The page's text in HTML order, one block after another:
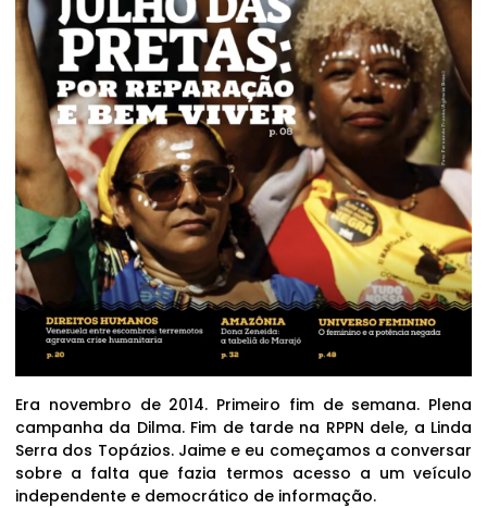
Era novembro de 2014. Primeiro fim de semana. Plena
campanha da Dilma. Fim de tarde na RPPN dele, a Linda
Serra dos Topázios. Jaime e eu começamos a conversar
sobre a falta que fazia termos acesso a um veículo
independente e democrático de informação.